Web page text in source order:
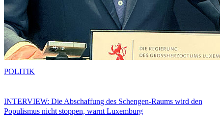
INTERVIEW: Die Abschaffung des Schengen-Raums wird den
Populismus nicht stoppen, warnt Luxemburg
POLITIK